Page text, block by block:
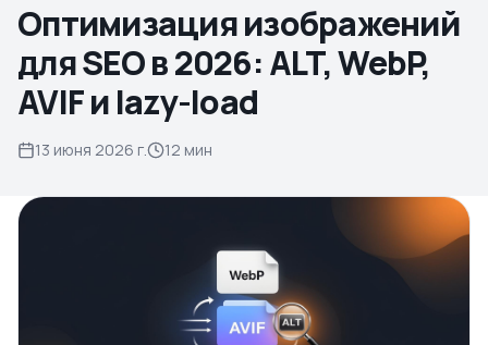
Оптимизация изображений
для SEO в 2026: ALT, WebP,
AVIF и lazy-load
13 июня 2026 г. 12 мин